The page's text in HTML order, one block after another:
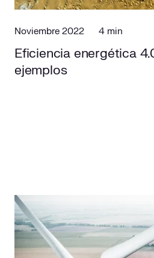
Noviembre 2022 4 min
Eficiencia energética
ejemplos